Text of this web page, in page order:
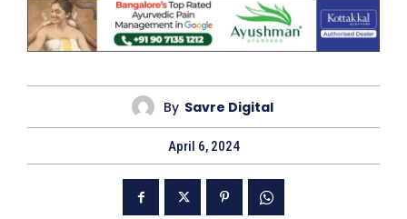
By Savre Digital
April 6, 2024